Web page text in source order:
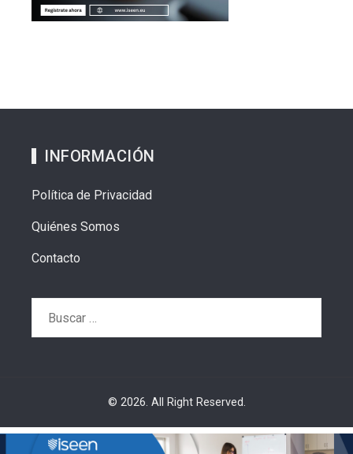
INFORMACIÓN
Política de Privacidad
Quiénes Somos
Contacto
© 2026. All Right Reserved.